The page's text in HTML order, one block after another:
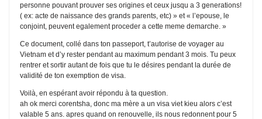
personne pouvant prouver ses origines et ceux jusqu a 3 generations!
( ex: acte de naissance des grands parents, etc) » et « l’epouse, le
conjoint, peuvent egalement proceder a cette meme demarche. »
Ce document, collé dans ton passeport, t’autorise de voyager au
Vietnam et d’y rester pendant au maximum pendant 3 mois. Tu peux
rentrer et sortir autant de fois que tu le désires pendant la durée de
validité de ton exemption de visa.
Voilà, en espérant avoir répondu à ta question.
ah ok merci corentsha, donc ma mère a un visa viet kieu alors c’est
valable 5 ans. apres quand on renouvelle, ils nous redonnent pour 5